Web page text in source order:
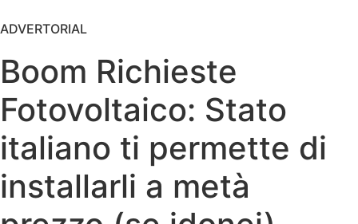
ADVERTORIAL
Boom Richieste
Fotovoltaico: Stato
italiano ti permette di
installarli a metà